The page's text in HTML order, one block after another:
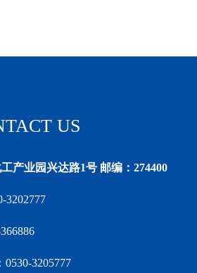
US
产业园兴达路1号 邮编：274400
3202777
3205777